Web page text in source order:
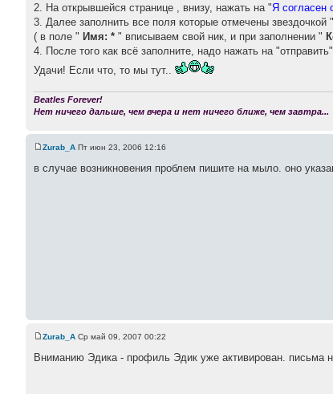
2. На открывшейся странице , внизу, нажать на "Я согласен
3. Далее заполнить все поля которые отмечены звездочкой "
( в поле " Имя: * " вписываем свой ник, и при заполнении "
4. После того как всё заполните, надо нажать на
Удачи! Если что, то мы тут..
Beatles Forever!
Нет ничего дальше, чем вчера и нет ничего ближе, чем завтра...
Zurab_A Пт июн 23, 2006 12:16
в случае возникновения проблем пишите на мыло. оно
Zurab_A Ср май 09, 2007 00:22
Вниманию Эдика - профиль Эдик уже активирован. письма